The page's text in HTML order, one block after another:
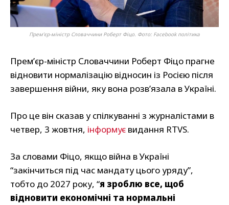
Премʼєр-міністр Словаччини Роберт Фіцо. Фото: Facebook політика
Прем’єр-міністр Словаччини Роберт Фіцо прагне
відновити нормалізацію відносин із Росією після
завершення війни, яку вона розв’язала в Україні.
Про це він сказав у спілкуванні з журналістами в
четвер, 3 жовтня, інформує видання RTVS.
За словами Фіцо, якщо війна в Україні
“закінчиться під час мандату цього уряду”,
тобто до 2027 року, “я зроблю все, щоб
відновити економічні та нормальні